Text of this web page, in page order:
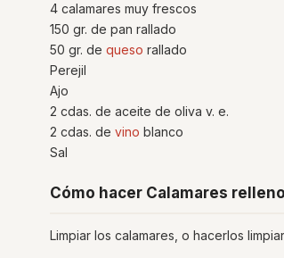
4 calamares muy frescos
150 gr. de pan rallado
50 gr. de queso rallado
Perejil
Ajo
2 cdas. de aceite de oliva v. e.
2 cdas. de vino blanco
Sal
Cómo hacer Calamares
Limpiar los calamares, o hacerlos